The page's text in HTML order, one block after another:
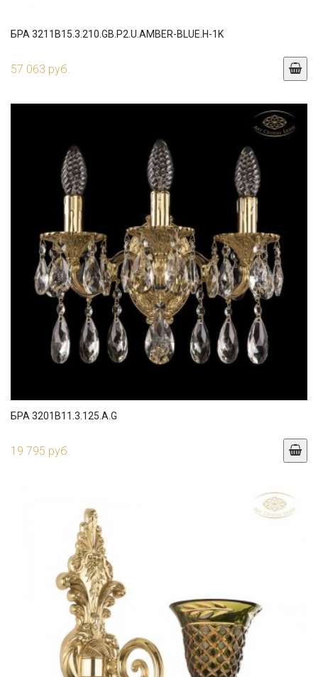
БРА 3211B15.3.210.GB.P2.U.AMBER-BLUE.H-1K
57 063 руб.
БРА 3201B11.3.125.A.G
19 795 руб.